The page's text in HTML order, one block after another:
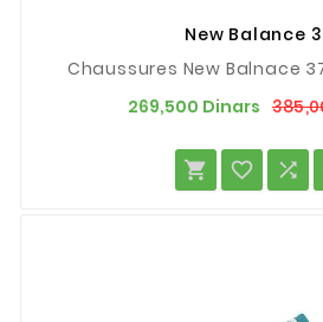
New Balance
Chaussures New Balnace
269,500 Dinars
  